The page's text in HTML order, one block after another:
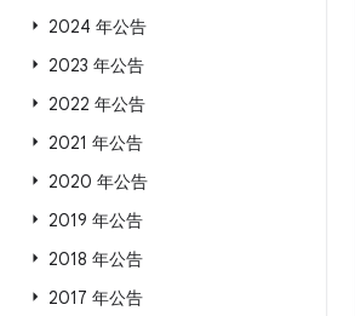
2024 年公告
2023 年公告
2022 年公告
2021 年公告
2020 年公告
2019 年公告
2018 年公告
2017 年公告